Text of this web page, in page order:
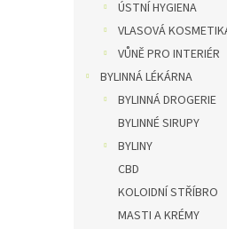
ÚSTNÍ HYGIENA
VLASOVÁ
VŮNĚ PRO INTERIÉR
BYLINNÁ LÉKÁRNA
BYLINNÁ DROGERIE
BYLINNÉ SIRUPY
BYLINY
CBD
KOLOIDNÍ STŘÍBRO
MASTI A KRÉMY